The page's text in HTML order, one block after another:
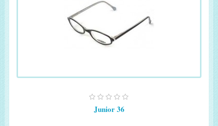
Junior 36